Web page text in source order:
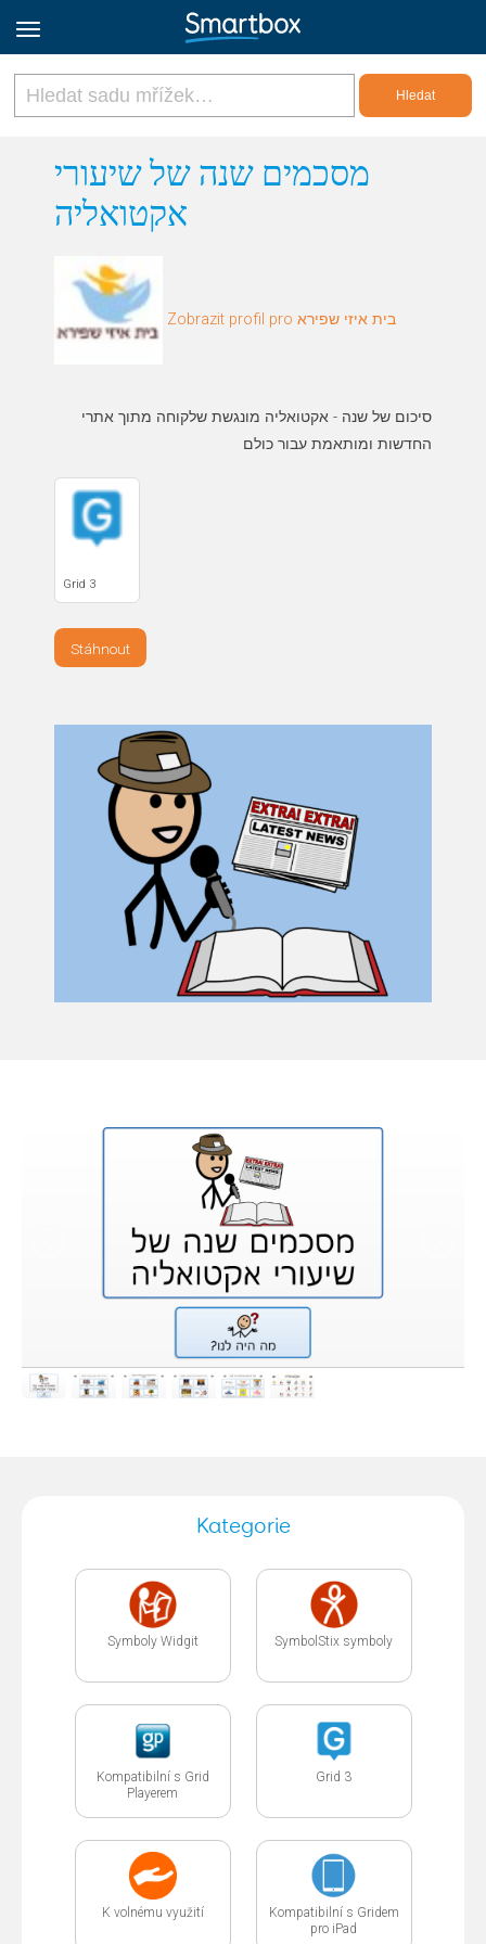
Online Grids
מסכמים שנה של שיעורי
אקטואליה
Zobrazit profil pro בית איזי שפירא
סיכום של שנה - אקטואליה מונגשת שלקוחה מתוך אתרי
החדשות ומותאמת עבור כולם
Grid 3
Stáhnout
Kategorie
Symboly Widgit SymbolStix symboly
Kompatibilní s Grid
Playerem
Grid 3
K volnému využití
Kompatibilní s Gridem
pro iPad